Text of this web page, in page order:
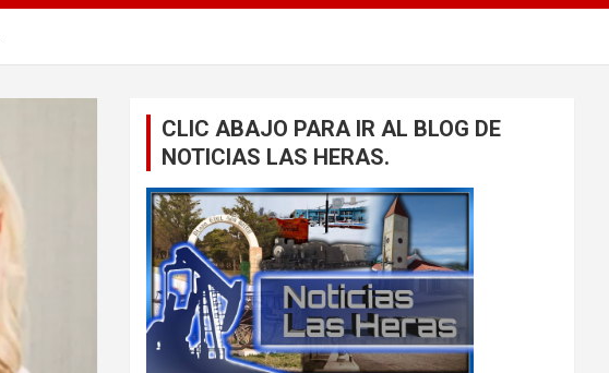
CLIC ABAJO PARA IR AL BLOG DE
NOTICIAS LAS HERAS.